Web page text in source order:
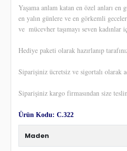
Yaşama anlam katan en özel anları en
en yalın günlere ve en görkemli
ve mücevher taşımayı seven
Hediye paketi olarak hazırlanıp
Siparişiniz ücretsiz ve sigortalı olarak
Siparişiniz kargo firmasından size
Ürün Kodu: C.322
Maden